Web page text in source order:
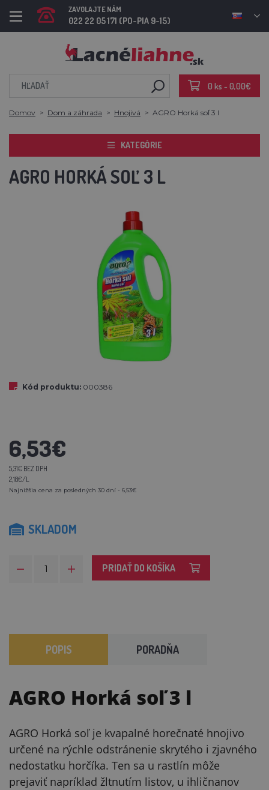
ZAVOLAJTE NÁM
022 22 05 171 (PO-PIA 9-15)
0 ks - 0,00€
Domov Dom a záhrada Hnojivá AGRO Horká soľ 3 l
KATEGÓRIE
AGRO HORKÁ SOĽ 3 L
Kód produktu: 000386
6,53€
5,31€ BEZ DPH
2,18€/L
Najnižšia cena za posledných 30 dní - 6,53€
SKLADOM
PRIDAŤ DO KOŠÍKA
POPIS PORADŇA
AGRO Horká soľ 3 l
AGRO Horká soľ je kvapalné horečnaté hnojivo
určené na rýchle odstránenie skrytého i zjavného
nedostatku horčíka. Ten sa u rastlín môže
prejaviť napríklad žltnutím listov, u ihličnanov